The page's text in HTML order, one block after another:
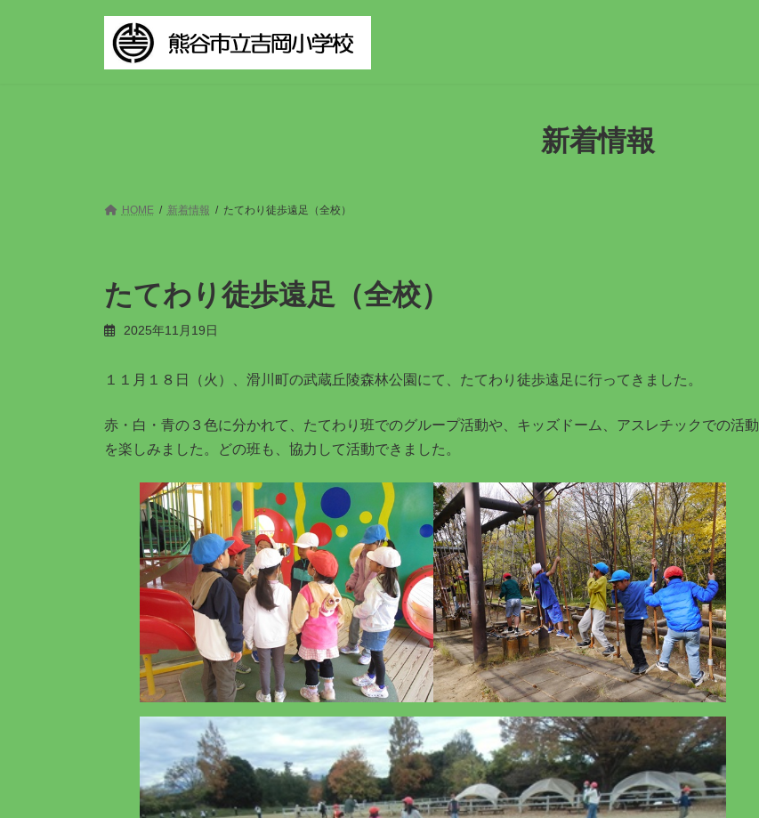
新着情報
HOME 新着情報 たてわり徒歩遠足（全校）
たてわり徒歩遠足（全校）
2025年11月19日
１１月１８日（火）、滑川町の武蔵丘陵森林公園にて、たてわり徒歩遠足に行ってきました。
赤・白・青の３色に分かれて、たてわり班でのグループ活動や、キッズドーム、アスレチックでの活動
を楽しみました。どの班も、協力して活動できました。